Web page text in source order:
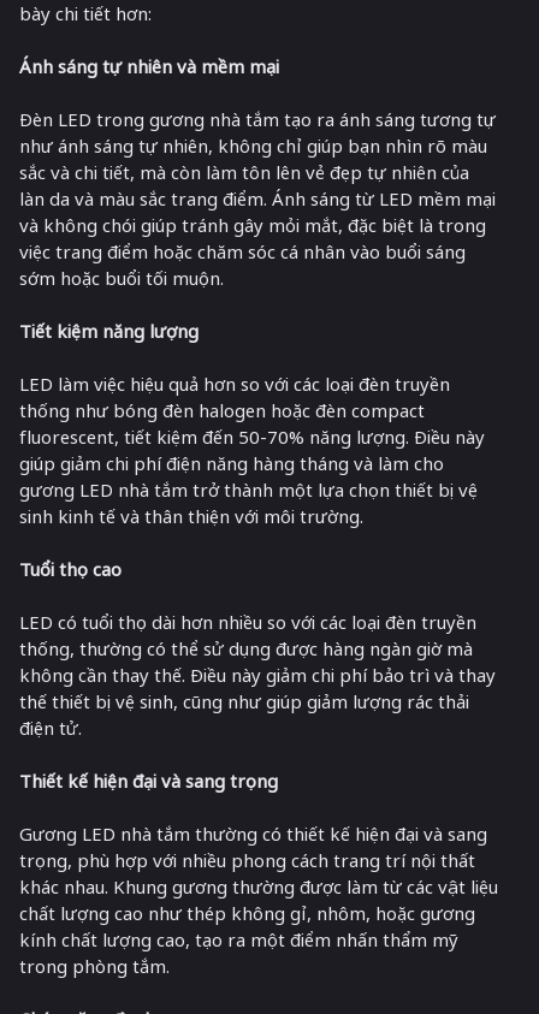
bày chi tiết hơn:
Ánh sáng tự nhiên và mềm mại
Đèn LED trong gương nhà tắm tạo ra ánh sáng tương tự
như ánh sáng tự nhiên, không chỉ giúp bạn nhìn rõ màu
sắc và chi tiết, mà còn làm tôn lên vẻ đẹp tự nhiên của
làn da và màu sắc trang điểm. Ánh sáng từ LED mềm mại
và không chói giúp tránh gây mỏi mắt, đặc biệt là trong
việc trang điểm hoặc chăm sóc cá nhân vào buổi sáng
sớm hoặc buổi tối muộn.
Tiết kiệm năng lượng
LED làm việc hiệu quả hơn so với các loại đèn truyền
thống như bóng đèn halogen hoặc đèn compact
fluorescent, tiết kiệm đến 50-70% năng lượng. Điều này
giúp giảm chi phí điện năng hàng tháng và làm cho
gương LED nhà tắm trở thành một lựa chọn thiết bị vệ
sinh kinh tế và thân thiện với môi trường.
Tuổi thọ cao
LED có tuổi thọ dài hơn nhiều so với các loại đèn truyền
thống, thường có thể sử dụng được hàng ngàn giờ mà
không cần thay thế. Điều này giảm chi phí bảo trì và thay
thế thiết bị vệ sinh, cũng như giúp giảm lượng rác thải
điện tử.
Thiết kế hiện đại và sang trọng
Gương LED nhà tắm thường có thiết kế hiện đại và sang
trọng, phù hợp với nhiều phong cách trang trí nội thất
khác nhau. Khung gương thường được làm từ các vật liệu
chất lượng cao như thép không gỉ, nhôm, hoặc gương
kính chất lượng cao, tạo ra một điểm nhấn thẩm mỹ
trong phòng tắm.